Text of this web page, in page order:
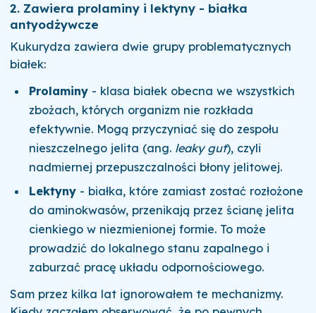
2. Zawiera prolaminy i lektyny - białka
antyodżywcze
Kukurydza zawiera dwie grupy problematycznych
białek:
Prolaminy - klasa białek obecna we wszystkich
zbożach, których organizm nie rozkłada
efektywnie. Mogą przyczyniać się do zespołu
nieszczelnego jelita (ang. leaky gut), czyli
nadmiernej przepuszczalności błony jelitowej.
Lektyny - białka, które zamiast zostać rozłożone
do aminokwasów, przenikają przez ścianę jelita
cienkiego w niezmienionej formie. To może
prowadzić do lokalnego stanu zapalnego i
zaburzać pracę układu odpornościowego.
Sam przez kilka lat ignorowałem te mechanizmy.